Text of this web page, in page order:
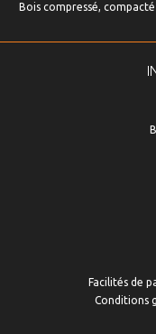
Bois compressé,
Facilités de
Conditions